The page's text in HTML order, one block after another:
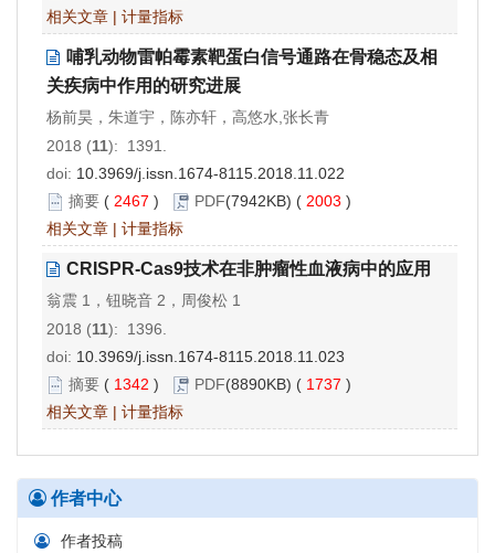
相关文章 | 计量指标
哺乳动物雷帕霉素靶蛋白信号通路在骨稳态及相
关疾病中作用的研究进展
杨前昊，朱道宇，陈亦轩，高悠水,张长青
2018 (11): 1391.
doi: 10.3969/j.issn.1674-8115.2018.11.022
摘要 ( 2467 ) PDF(7942KB) ( 2003 )
相关文章 | 计量指标
CRISPR-Cas9技术在非肿瘤性血液病中的应用
翁震 1，钮晓音 2，周俊松 1
2018 (11): 1396.
doi: 10.3969/j.issn.1674-8115.2018.11.023
摘要 ( 1342 ) PDF(8890KB) ( 1737 )
相关文章 | 计量指标
作者中心
作者投稿